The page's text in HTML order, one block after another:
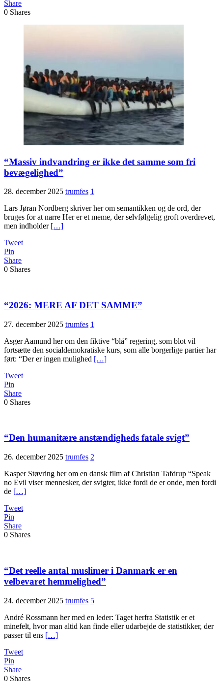
Share
0 Shares
“Massiv indvandring er ikke det samme som fri
bevægelighed”
28. december 2025 trumfes 1
Lars Jøran Nordberg skriver her om semantikken og de ord, der
bruges for at narre Her er et meme, der selvfølgelig groft overdrevet,
men indholder […]
Tweet
Pin
Share
0 Shares
“2026: MERE AF DET SAMME”
27. december 2025 trumfes 1
Asger Aamund her om den fiktive “blå” regering, som blot vil
fortsætte den socialdemokratiske kurs, som alle borgerlige partier har
ført: “Der er ingen mulighed […]
Tweet
Pin
Share
0 Shares
“Den humanitære anstændigheds fatale svigt”
26. december 2025 trumfes 2
Kasper Støvring her om en dansk film af Christian Tafdrup “Speak
no Evil viser mennesker, der svigter, ikke fordi de er onde, men fordi
de […]
Tweet
Pin
Share
0 Shares
“Det reelle antal muslimer i Danmark er en
velbevaret hemmelighed”
24. december 2025 trumfes 5
André Rossmann her med en leder: Taget herfra Statistik er et
minefelt, hvor man altid kan finde eller udarbejde de statistikker, der
passer til ens […]
Tweet
Pin
Share
0 Shares